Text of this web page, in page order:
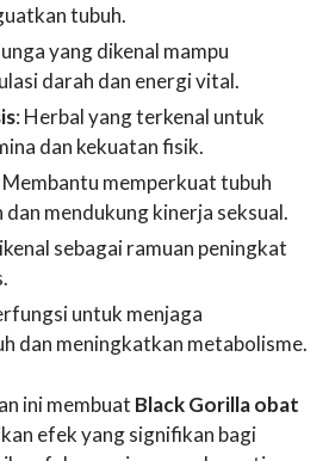
tubuh.
yang dikenal mampu
darah dan energi vital.
: Herbal yang terkenal untuk
dan kekuatan fisik.
Membantu memperkuat tubuh
dan mendukung kinerja seksual.
sebagai ramuan peningkat
untuk menjaga
dan meningkatkan metabolisme.
ini membuat Black Gorilla obat
efek yang signifikan bagi